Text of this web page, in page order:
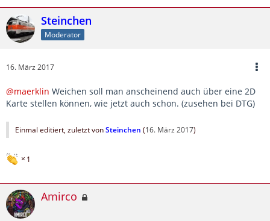
Steinchen
Moderator
16. März 2017
@maerklin Weichen soll man anscheinend auch über eine 2D
Karte stellen können, wie jetzt auch schon. (zusehen bei DTG)
Einmal editiert, zuletzt vonSteinchen (16. März 2017)
1
Amirco